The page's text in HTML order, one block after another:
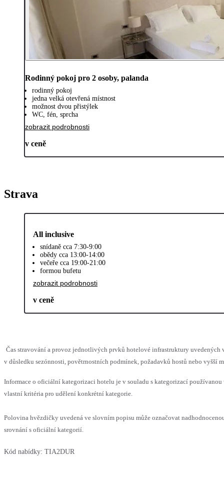
Rodinný pokoj pro 2 osoby, palanda
rodinný pokoj
jedna velká otevřená místnost
možnost dvou přistýlek
WC, fén, sprcha
zobrazit podrobnosti
v ceně
Strava
All inclusive
snídaně cca 7:30-9:00
obědy cca 13:00-14:00
večeře cca 19:00-21:00
formou bufetu
zobrazit podrobnosti
v ceně
Čas stravování a provoz jednotlivých prvků hotelové infrastruktury uvedených
v důsledku sezónnosti, povětrnostních podmínek, požadavků hostů nebo vyšší
Informace o oficiální kategorizaci hotelu je v souladu s kategorizací používanou
vlastní kritéria pro udělení konkrétní kategorie.
Polovina hvězdičky uvedená ve slovním popisu může označovat
srovnání s oficiální kategorií.
Kód nabídky: TIA2DUR